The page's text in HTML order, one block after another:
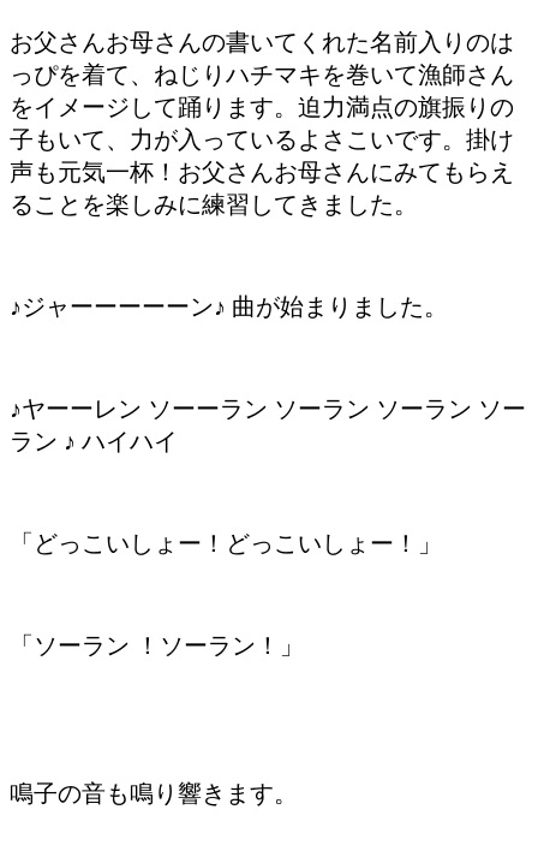
お父さんお母さんの書いてくれた名前入りのは
っぴを着て、ねじりハチマキを巻いて漁師さん
をイメージして踊ります。迫力満点の旗振りの
子もいて、力が入っているよさこいです。掛け
声も元気一杯！お父さんお母さんにみてもらえ
ることを楽しみに練習してきました。
♪ジャーーーーーン♪ 曲が始まりました。
♪ヤーーレン ソーーラン ソーラン ソーラン ソー
ラン ♪ ハイハイ
「どっこいしょー！どっこいしょー！」
「ソーラン ！ソーラン！」
鳴子の音も鳴り響きます。